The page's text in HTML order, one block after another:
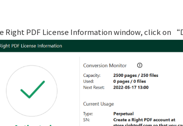
Right PDF License Information window, click on